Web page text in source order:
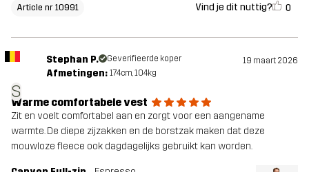
Article nr 10991 Vind je dit nuttig? 0
S
Stephan P. Geverifieerde koper 19 maart 2026
Afmetingen: 174cm, 104kg
Warme comfortabele vest
Zit en voelt comfortabel aan en zorgt voor een aangename
warmte. De diepe zijzakken en de borstzak maken dat deze
mouwloze fleece ook dagdagelijks gebruikt kan worden.